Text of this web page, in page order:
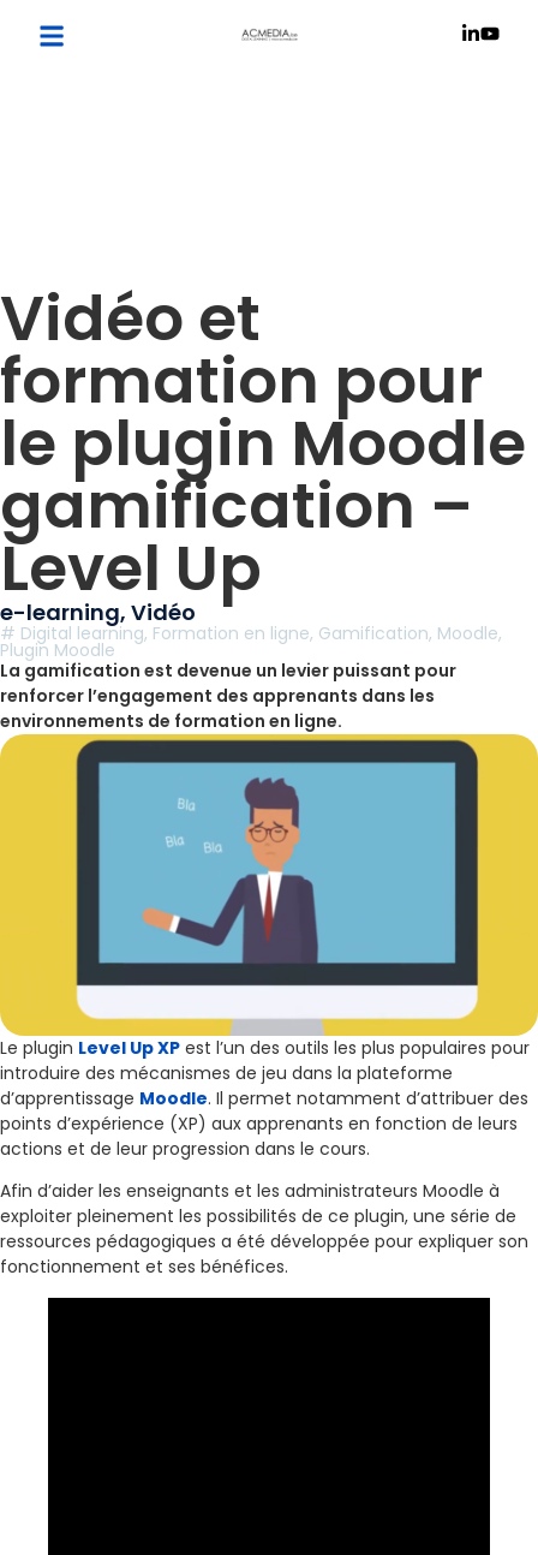
Vidéo et
formation pour
le plugin Moodle
gamification –
Level Up
e-learning, Vidéo
# Digital learning, Formation en ligne, Gamification, Moodle,
Plugin Moodle
La gamification est devenue un levier puissant pour
renforcer l’engagement des apprenants dans les
environnements de formation en ligne.
Le plugin Level Up XP est l’un des outils les plus populaires pour
introduire des mécanismes de jeu dans la plateforme
d’apprentissage Moodle. Il permet notamment d’attribuer des
points d’expérience (XP) aux apprenants en fonction de leurs
actions et de leur progression dans le cours.
Afin d’aider les enseignants et les administrateurs Moodle à
exploiter pleinement les possibilités de ce plugin, une série de
ressources pédagogiques a été développée pour expliquer son
fonctionnement et ses bénéfices.